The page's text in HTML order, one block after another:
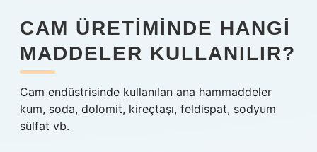
CAM ÜRETIMINDE HANGI
MADDELER KULLANILIR?
Cam endüstrisinde kullanılan ana hammaddeler
kum, soda, dolomit, kireçtaşı, feldispat, sodyum
sülfat vb.